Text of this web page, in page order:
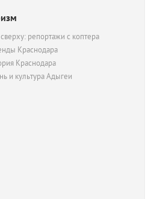
репортажи с коптера
Краснодара
Краснодара
и культура Адыгеи